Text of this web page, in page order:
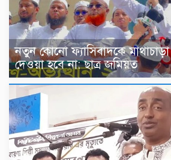
নতুন কোনো ফ্যাসিবাদকে
দেওয়া হবে না: ছাত্র জমিয়ত